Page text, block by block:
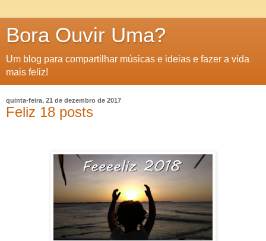
Bora Ouvir Uma?
Um blog para compartilhar músicas e ideias e fazer a vida
mais feliz!
quinta-feira, 21 de dezembro de 2017
Feliz 18 posts